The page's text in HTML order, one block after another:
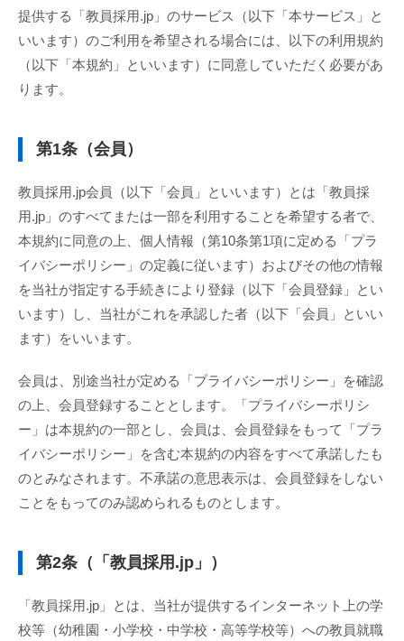
提供する「教員採用.jp」のサービス（以下「本サービス」と
いいます）のご利用を希望される場合には、以下の利用規約
（以下「本規約」といいます）に同意していただく必要があ
ります。
第1条（会員）
教員採用.jp会員（以下「会員」といいます）とは「教員採
用.jp」のすべてまたは一部を利用することを希望する者で、
本規約に同意の上、個人情報（第10条第1項に定める「プラ
イバシーポリシー」の定義に従います）およびその他の情報
を当社が指定する手続きにより登録（以下「会員登録」とい
います）し、当社がこれを承認した者（以下「会員」といい
ます）をいいます。
会員は、別途当社が定める「プライバシーポリシー」を確認
の上、会員登録することとします。「プライバシーポリシ
ー」は本規約の一部とし、会員は、会員登録をもって「プラ
イバシーポリシー」を含む本規約の内容をすべて承諾したも
のとみなされます。不承諾の意思表示は、会員登録をしない
ことをもってのみ認められるものとします。
第2条（「教員採用.jp」）
「教員採用.jp」とは、当社が提供するインターネット上の学
校等（幼稚園・小学校・中学校・高等学校等）への教員就職